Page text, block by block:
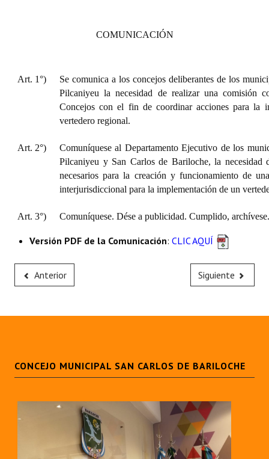
COMUNICACIÓN
Art. 1°)
Se comunica a los concejos deliberantes de los
Pilcaniyeu la necesidad de realizar una comisión
Concejos con el fin de coordinar acciones para la
vertedero regional.
Art. 2°)
Comuníquese al Departamento Ejecutivo de los
Pilcaniyeu y San Carlos de Bariloche, la necesidad
necesarios para la creación y funcionamiento de
interjurisdiccional para la implementación de un
Art. 3°) Comuníquese. Dése a publicidad. Cumplido, archívese.
Versión PDF de la Comunicación: CLIC AQUÍ
Anterior Siguiente
CONCEJO MUNICIPAL SAN CARLOS DE BARILOCHE